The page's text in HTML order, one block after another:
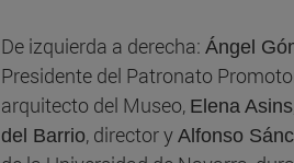
De izquierda a derecha: Ángel
Presidente del Patronato
arquitecto del Museo, Elena Asins
del Barrio, director y Alfonso